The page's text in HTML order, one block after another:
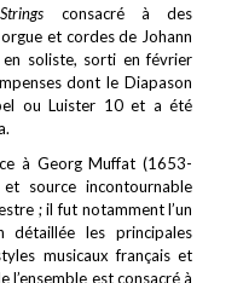
consacré à des
et cordes de Johann
en soliste, sorti en février
dont le Diapason
ou Luister 10 et a été
à Georg Muffat (1653-
source incontournable
; il fut notamment l’un
les principales
musicaux français et
est consacré à